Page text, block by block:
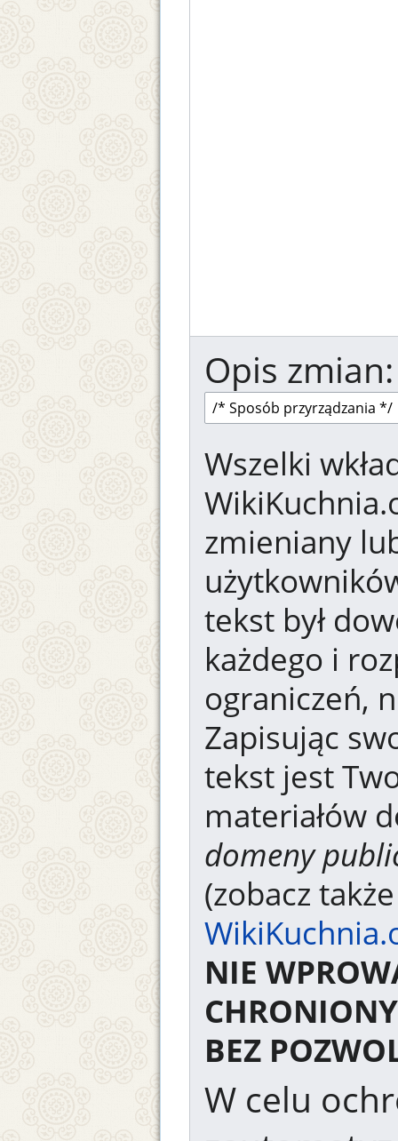
Opis zmian:
Wszelki
zmieniany
tekst był
każdego i
ograniczeń,
Zapisując
tekst jest
materiałów
domeny
(zobacz
NIE
BEZ
W celu